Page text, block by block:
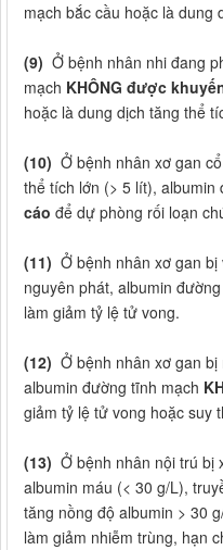
mạch bắc cầu hoặc là dung
(9) Ở bệnh nhân nhi đang
mạch KHÔNG được
hoặc là dung dịch tăng thể
(10) Ở bệnh nhân xơ gan
thể tích lớn (> 5 lít), albumin
cáo để dự phòng rối loạn
(11) Ở bệnh nhân xơ gan
nguyên phát, albumin
làm giảm tỷ lệ tử vong.
(12) Ở bệnh nhân xơ gan
albumin đường tĩnh mạch
giảm tỷ lệ tử vong hoặc suy
(13) Ở bệnh nhân nội trú bị
albumin máu (< 30 g/L),
tăng nồng độ albumin > 30
làm giảm nhiễm trùng, hạn